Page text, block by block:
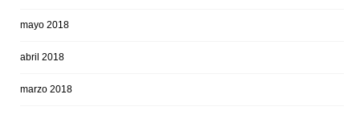
mayo 2018
abril 2018
marzo 2018